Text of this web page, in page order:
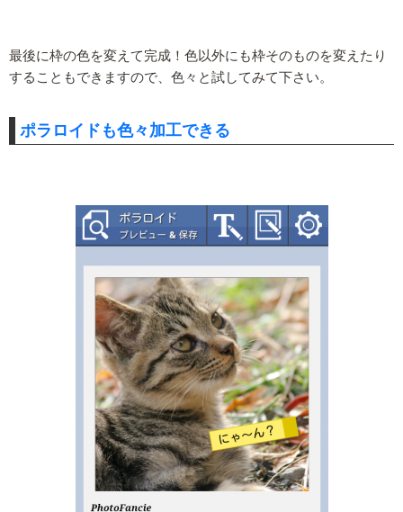
最後に枠の色を変えて完成！色以外にも枠そのものを変えたり
することもできますので、色々と試してみて下さい。
ポラロイドも色々加工できる